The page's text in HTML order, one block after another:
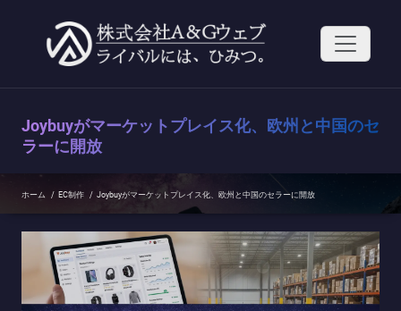
へ
Joybuyがマーケットプレイス化、欧州と中国のセ
ラーに開放
ホーム / EC制作 / Joybuyがマーケットプレイス化、欧州と中国のセラーに開放